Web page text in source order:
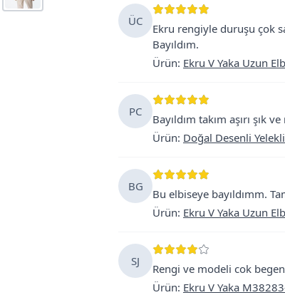
ÜC
Ekru rengiyle duruşu çok
Bayıldım.
Ürün: Ekru V Yaka Uzun
PC
Bayıldım takım aşırı
Ürün: Doğal Desenli
BG
Bu elbiseye bayıldımm.
Ürün: Ekru V Yaka Uzun
SJ
Rengi ve modeli cok
Ürün: Ekru V Yaka